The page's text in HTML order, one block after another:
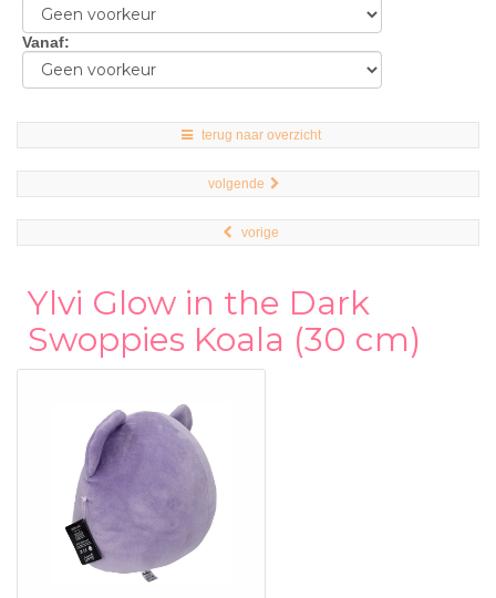
Vanaf:
terug naar overzicht
volgende
vorige
Ylvi Glow in the Dark
Swoppies Koala (30 cm)